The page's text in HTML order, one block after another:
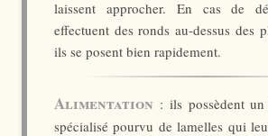
laissent approcher. En cas de
effectuent des ronds au-dessus des
ils se posent bien rapidement.
Alimentation : ils possèdent
spécialisé pourvu de lamelles qui